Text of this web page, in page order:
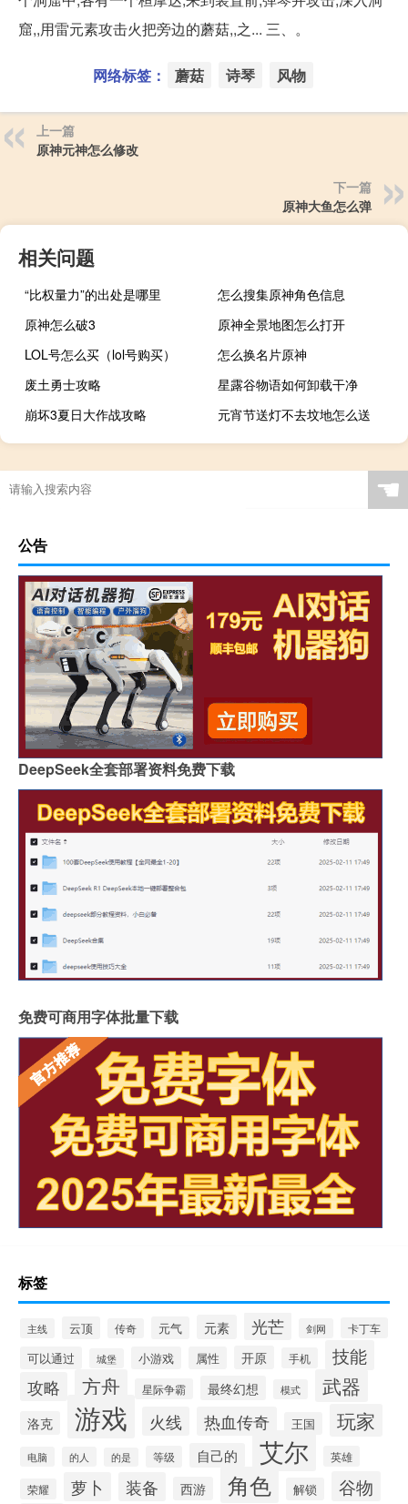
窟,,用雷元素攻击火把旁边的蘑菇,,之... 三、。
网络标签： 蘑菇 诗琴 风物
上一篇
原神元神怎么修改
下一篇
原神大鱼怎么弹
相关问题
“比权量力”的出处是哪里
怎么搜集原神角色信息
原神怎么破3
原神全景地图怎么打开
LOL号怎么买（lol号购买）
怎么换名片原神
废土勇士攻略
星露谷物语如何卸载干净
崩坏3夏日大作战攻略
元宵节送灯不去坟地怎么送
☚
公告
DeepSeek全套部署资料免费下载
免费可商用字体批量下载
标签
主线 云顶 传奇 元气 元素 光芒 剑网 卡丁车
可以通过 城堡 小游戏 属性 开原 手机 技能
攻略 方舟 星际争霸 最终幻想 模式 武器
洛克 游戏 火线 热血传奇 王国 玩家
电脑 的人 的是 等级 自己的 艾尔 英雄
荣耀 萝卜 装备 西游 角色 解锁 谷物